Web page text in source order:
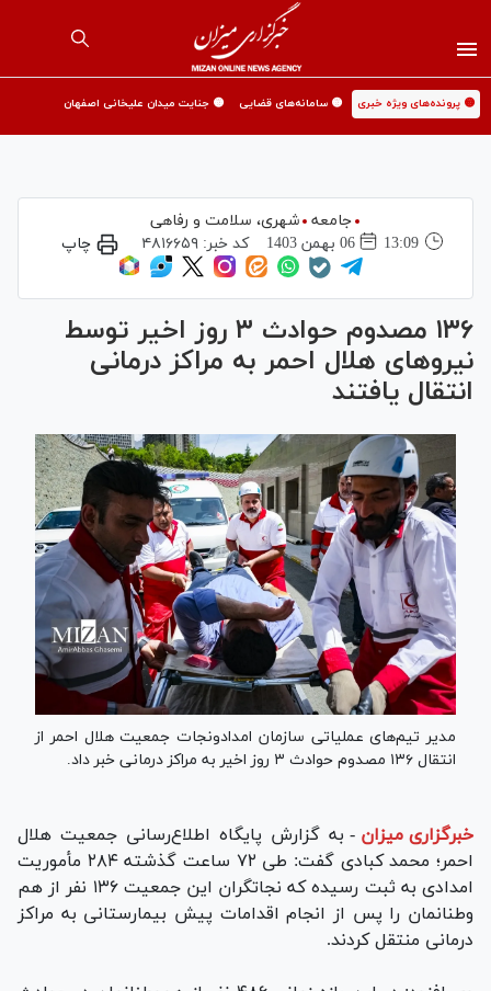
🟡 پرونده‌های ویژه خبری 🟡 سامانه‌های قضایی 🟡 جنایت میدان علیخانی اصفهان
جامعه
شهری،‌ سلامت و رفاهی
13:09
06 بهمن 1403 کد خبر: ۴۸۱۶۶۵۹ چاپ
۱۳۶ مصدوم حوادث ۳ روز اخیر توسط
نیروهای هلال احمر به مراکز درمانی
انتقال یافتند
مدیر تیم‌های عملیاتی سازمان امدادونجات جمعیت هلال احمر از
انتقال ۱۳۶ مصدوم حوادث ۳ روز اخیر به مراکز درمانی خبر داد.
خبرگزاری میزان - به گزارش پایگاه اطلاع‌رسانی جمعیت هلال
احمر؛ محمد کبادی گفت: طی ۷۲ ساعت گذشته ۲۸۴ مأموریت
امدادی به ثبت رسیده که نجاتگران‌ این جمعیت ۱۳۶ نفر از هم
وطنانمان را پس از انجام اقدامات پیش بیمارستانی به مراکز
درمانی منتقل کردند.